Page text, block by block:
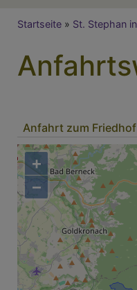
Startseite St. Stephan
Anfahrt zum Friedhof
+
−